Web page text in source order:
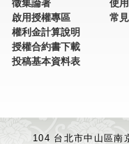
徵集論著
啟用授權專區
權利金計算說明
授權合約書下載
投稿基本資料表
使
常
104 台北市中山區